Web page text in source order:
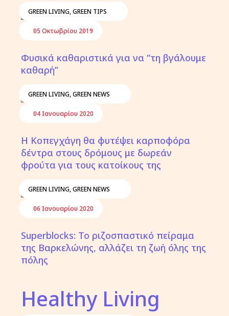
GREEN LIVING,GREEN TIPS
05 Οκτωβρίου 2019
Φυσικά καθαριστικά για να “τη βγάλουμε
καθαρή”
GREEN LIVING,GREEN NEWS
04 Ιανουαρίου 2020
Η Κοπεγχάγη θα φυτέψει καρποφόρα
δέντρα στους δρόμους με δωρεάν
φρούτα για τους κατοίκους της
GREEN LIVING,GREEN NEWS
06 Ιανουαρίου 2020
Superblocks: Το ριζοσπαστικό πείραμα
της Βαρκελώνης, αλλάζει τη ζωή όλης της
πόλης
Healthy Living